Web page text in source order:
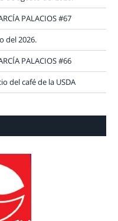
PALACIOS #67
del 2026.
PALACIOS #66
del café de la USDA